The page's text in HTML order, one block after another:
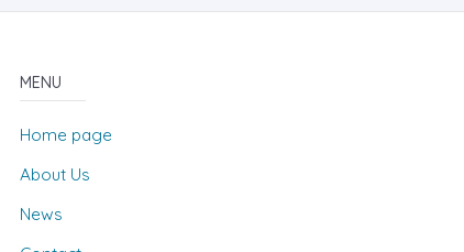
MENU
Home page
About Us
News